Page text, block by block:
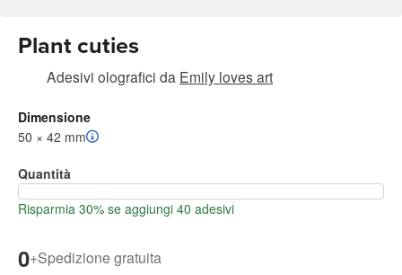
Plant cuties
Adesivi olografici da Emily loves art
Dimensione
50 × 42 mm
Quantità
Risparmia 30% se aggiungi 40 adesivi
0+Spedizione gratuita